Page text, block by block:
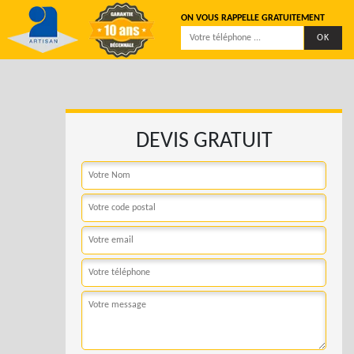
ON VOUS RAPPELLE GRATUITEMENT
DEVIS GRATUIT